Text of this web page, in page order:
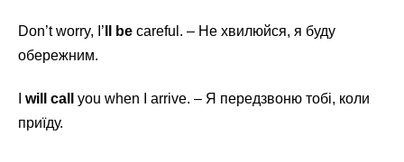
Don’t worry, I’ ll be careful. – Не хвилюйся, я буду
обережним.
will call
you when I arrive. – Я передзвоню тобі, коли
приїду.